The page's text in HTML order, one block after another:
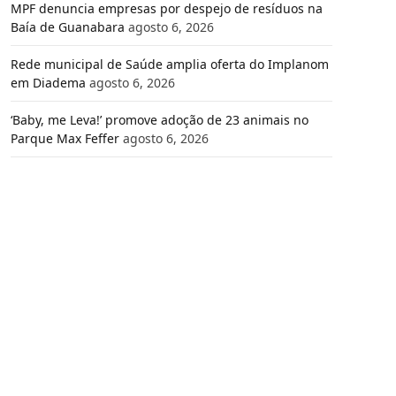
MPF denuncia empresas por despejo de resíduos na
Baía de Guanabara agosto 6, 2026
Rede municipal de Saúde amplia oferta do Implanom
em Diadema agosto 6, 2026
‘Baby, me Leva!’ promove adoção de 23 animais no
Parque Max Feffer agosto 6, 2026